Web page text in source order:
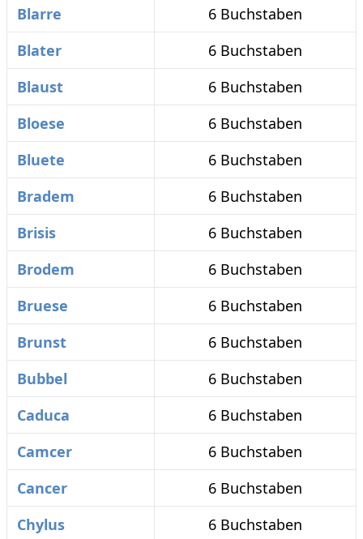
Blarre
6 Buchstaben
Blater
6 Buchstaben
Blaust
6 Buchstaben
Bloese
6 Buchstaben
Bluete
6 Buchstaben
Bradem
6 Buchstaben
Brisis
6 Buchstaben
Brodem
6 Buchstaben
Bruese
6 Buchstaben
Brunst
6 Buchstaben
Bubbel
6 Buchstaben
Caduca
6 Buchstaben
Camcer
6 Buchstaben
Cancer
6 Buchstaben
Chylus
6 Buchstaben